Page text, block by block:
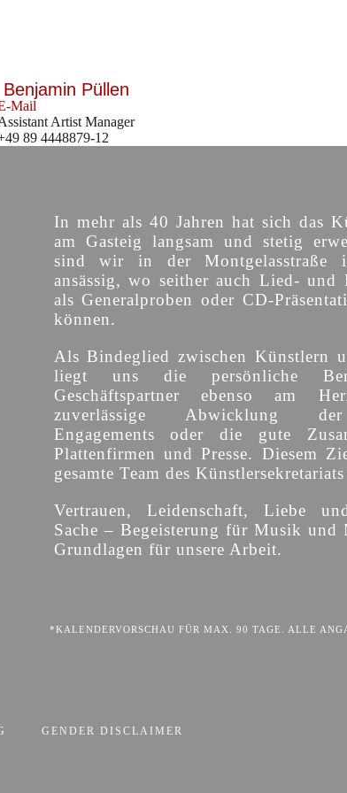
Benjamin Püllen
Mail
Artist Manager
89 4448879-12
In mehr als 40 Jahren hat sich das
am Gasteig langsam und stetig
sind wir in der Montgelasstraße
ansässig, wo seither auch Lied- und
als Generalproben oder CD-
können.
Als Bindeglied zwischen Künstlern
liegt uns die persönliche
Geschäftspartner ebenso am
zuverlässige Abwicklung
Engagements oder die gute
Plattenfirmen und Presse. Diesem
gesamte Team des
Vertrauen, Leidenschaft, Liebe
Sache – Begeisterung für Musik und
Grundlagen für unsere Arbeit.
*KALENDERVORSCHAU FÜR MAX. 90 TAGE. ALLE
GENDER DISCLAIMER